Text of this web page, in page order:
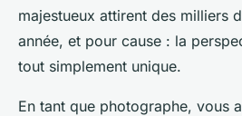
majestueux attirent des milliers
année, et pour cause : la
tout simplement unique.
En tant que photographe, vous